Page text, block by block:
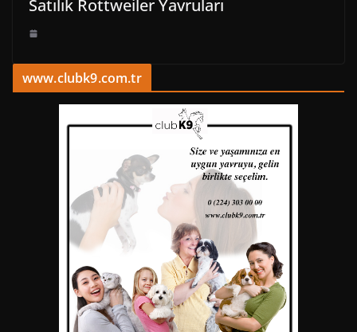
Satılık Rottweiler Yavruları
www.clubk9.com.tr